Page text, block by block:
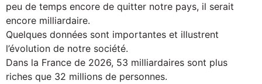
peu de temps encore de quitter notre pays, il serait
encore milliardaire.
Quelques données sont importantes et illustrent
l’évolution de notre société.
Dans la France de 2026, 53 milliardaires sont plus
riches que 32 millions de personnes.